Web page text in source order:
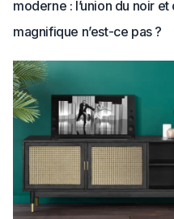
moderne : l’union du noir
magnifique n’est-ce pas ?